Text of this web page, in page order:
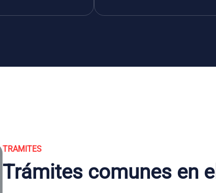
TRAMITES
Trámites comunes en el